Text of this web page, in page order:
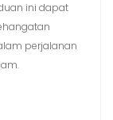
ini dapat
perjalanan